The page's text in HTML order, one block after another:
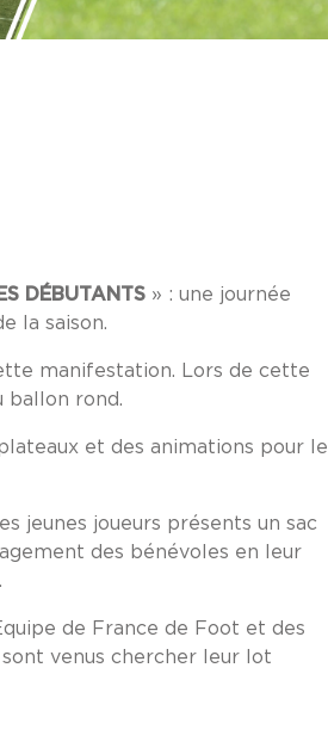
DÉBUTANTS » : une journée
la saison.
manifestation. Lors de cette
ballon rond.
et des animations pour le
jeunes joueurs présents un sac
des bénévoles en leur
de France de Foot et des
venus chercher leur lot